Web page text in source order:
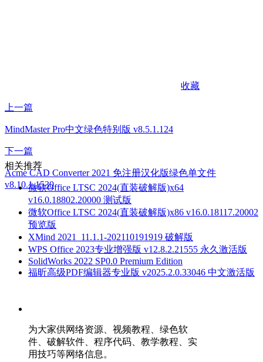
收藏
上一篇
MindMaster Pro中文绿色特别版 v8.5.1.124
下一篇
Acme CAD Converter 2021 免注册汉化版绿色单文件
v8.10.1.1530
相关推荐
微软Office LTSC 2024(直装破解版)x64
v16.0.18802.20000 测试版
微软Office LTSC 2024(直装破解版)x86 v16.0.18117.20002
预览版
XMind 2021_11.1.1-202110191919 破解版
WPS Office 2023专业增强版 v12.8.2.21555 永久激活版
SolidWorks 2022 SP0.0 Premium Edition
福昕高级PDF编辑器专业版 v2025.2.0.33046 中文激活版
为大家供网络资源、视频教程、绿色软
件、破解软件、程序代码、教学教程、实
用技巧等网络信息。